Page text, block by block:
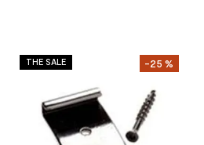
-25 %
THE SALE